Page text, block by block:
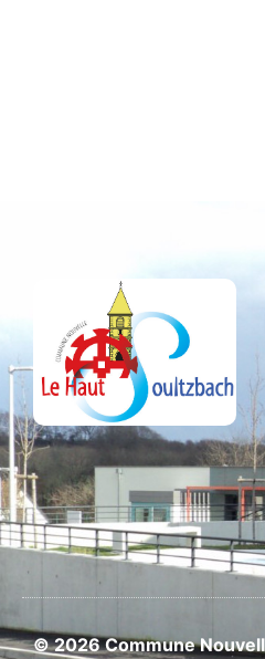
© 2026 Commune